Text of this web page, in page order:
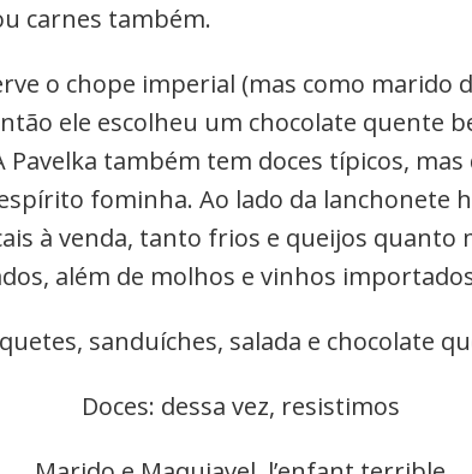
carnes também.
o chope imperial (mas como marido
ele escolheu um chocolate quente
Pavelka também tem doces típicos, mas
fominha. Ao lado da lanchonete
à venda, tanto frios e queijos quanto
além de molhos e vinhos
sanduíches, salada e chocolate
Doces: dessa vez, resistimos